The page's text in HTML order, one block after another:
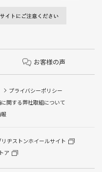
お客様の声
プライバシーポリシー
関する弊社取組について
リヂストンホイールサイト
ア
替え/オイル交換/その他